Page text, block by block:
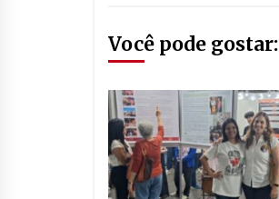
Você pode gostar: